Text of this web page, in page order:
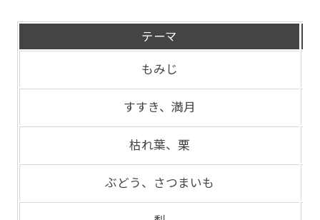
テーマ
もみじ
すすき、満月
枯れ葉、栗
ぶどう、さつまいも